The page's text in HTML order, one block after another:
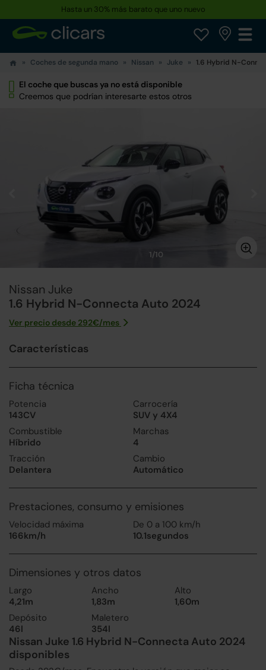
Hasta un 30% más barato que uno nuevo
Coches de segunda mano Nissan Juke 1.6 Hybrid N-
El coche que buscas ya no está disponible
Creemos que podrían interesarte estos otros
1/10
Nissan Juke
1.6 Hybrid N-Connecta Auto 2024
Ver precio desde 292€/mes
Características
Ficha técnica
Potencia
143CV
Carrocería
SUV y 4X4
Combustible
Híbrido
Marchas
4
Tracción
Delantera
Cambio
Automático
Prestaciones, consumo y emisiones
Velocidad máxima
166km/h
De 0 a 100 km/h
10.1segundos
Dimensiones y otros datos
Largo
4,21m
Ancho
1,83m
Alto
1,60m
Depósito
46l
Maletero
354l
Nissan Juke 1.6 Hybrid N-Connecta Auto 2024
disponibles